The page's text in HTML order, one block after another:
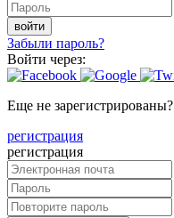
войти
Забыли пароль?
Войти через:
Еще не зарегистрированы?
регистрация
регистрация